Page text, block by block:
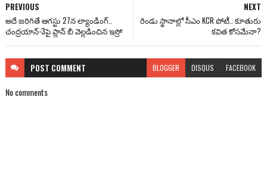
NEXT
రెండు స్థానాల్లో సీఎం KCR పోటీ.. కూతురు
కవిత కోసమేనా?
PREVIOUS
అదే జరిగితే ఆగస్టు 27న ల్యాండింగ్..
చంద్రయాన్-3పై ప్లాన్ బీ వెల్లడించిన ఇస్రో
POST COMMENT BLOGGER DISQUS FACEBOOK
No comments